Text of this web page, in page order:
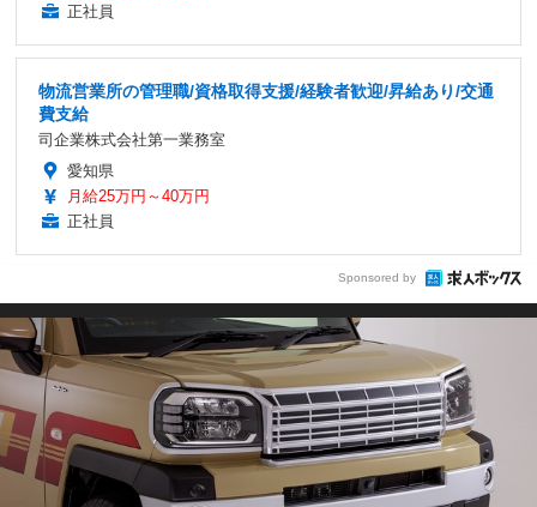
正社員
物流営業所の管理職/資格取得支援/経験者歓迎/昇給あり/交通
費支給
司企業株式会社第一業務室
愛知県
月給25万円～40万円
正社員
Sponsored by